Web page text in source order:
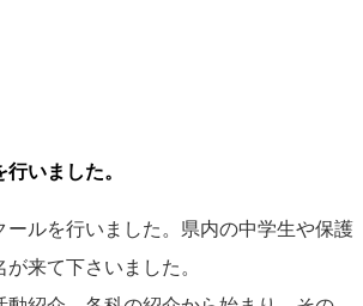
いました。
ールを行いました。県内の中学生や保護
来て下さいました。